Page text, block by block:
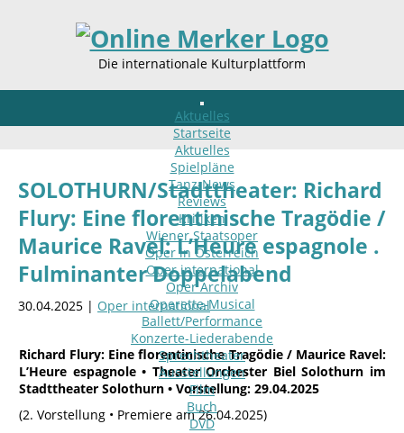
Die internationale Kulturplattform
Aktuelles
Startseite
Aktuelles
Spielpläne
Tanz-News
Reviews
Kritiken
Wiener Staatsoper
Oper in Österreich
Oper international
Oper Archiv
Operette-Musical
Ballett/Performance
Konzerte-Liederabende
Sprechtheater
Ausstellungen
Film
Buch
DVD
SOLOTHURN/Stadttheater: Richard
Flury: Eine florentinische Tragödie /
Maurice Ravel: L’Heure espagnole .
Fulminanter Doppelabend
30.04.2025 | Oper international
Richard Flury: Eine florentinische Tragödie / Maurice Ravel:
L’Heure espagnole • Theater Orchester Biel Solothurn im
Stadttheater Solothurn • Vorstellung: 29.04.2025
(2. Vorstellung • Premiere am 26.04.2025)